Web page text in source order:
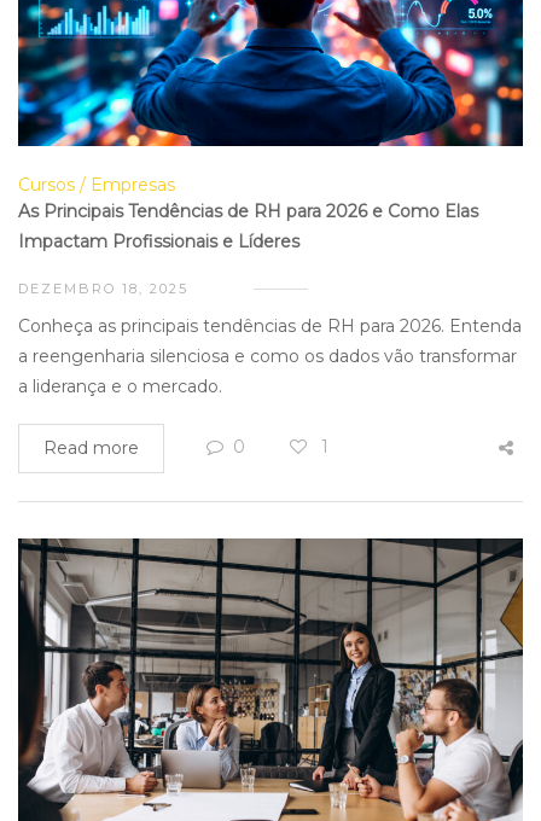
Cursos
Empresas
As Principais Tendências de RH para 2026 e Como Elas
Impactam Profissionais e Líderes
DEZEMBRO 18, 2025
Conheça as principais tendências de RH para 2026. Entenda
a reengenharia silenciosa e como os dados vão transformar
a liderança e o mercado.
Read more 0 1